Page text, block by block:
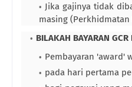
Jika gajinya tidak
masing (Perkhidmatan
BILAKAH BAYARAN GCR
Pembayaran 'award'
pada hari pertama